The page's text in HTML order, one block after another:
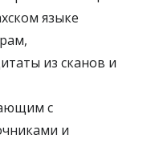
языке
из сканов и
с
и